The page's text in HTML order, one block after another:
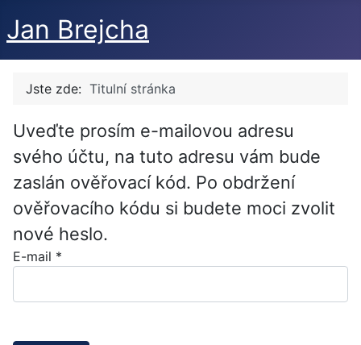
Jan Brejcha
Jste zde: Titulní stránka
Uveďte prosím e-mailovou adresu
svého účtu, na tuto adresu vám bude
zaslán ověřovací kód. Po obdržení
ověřovacího kódu si budete moci zvolit
nové heslo.
E-mail *